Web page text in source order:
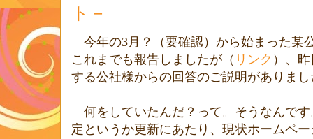
ト－
今年の3 月？（要確認）から始まった某
これまでも報告しましたが（ リンク ）、
する公社様からの回答のご説明がありまし
何をしていたんだ？って。そうなんで
定というか更新にあたり、現状ホームペ